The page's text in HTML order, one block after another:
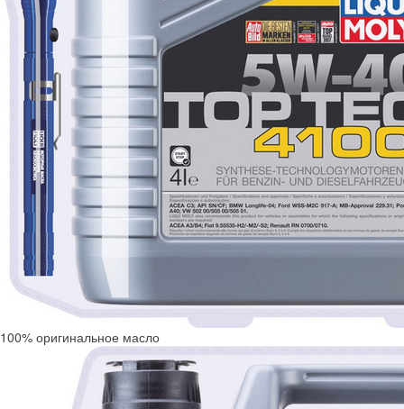
100% оригинальное масло